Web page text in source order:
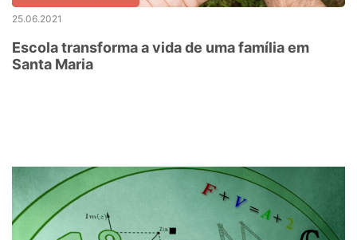
25.06.2021
Escola transforma a vida de uma família em
Santa Maria